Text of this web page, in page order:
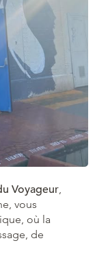
Voyageur,
vous
où la
de